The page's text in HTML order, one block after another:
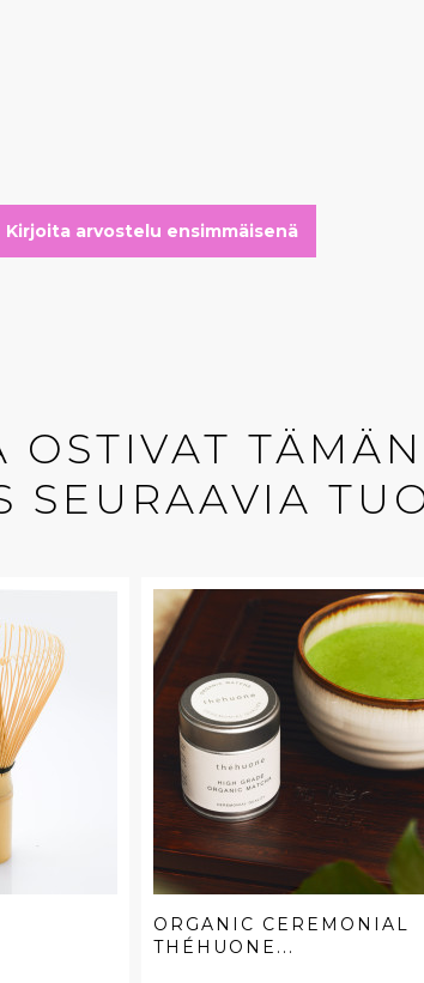
Kirjoita arvostelu ensimmäisenä
OSTIVAT
SEURAAVIA
ORGANIC CEREMONIAL
THÉHUONE...